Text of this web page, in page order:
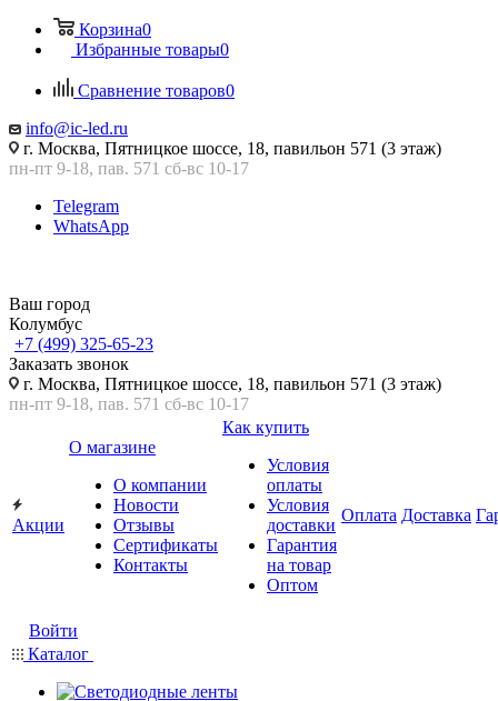
Корзина0
Избранные товары0
Сравнение товаров0
info@ic-led.ru
г. Москва, Пятницкое шоссе, 18, павильон 571 (3 этаж)
пн-пт 9-18, пав. 571 сб-вс 10-17
Telegram
WhatsApp
Ваш город
Колумбус
+7 (499) 325-65-23
Заказать звонок
г. Москва, Пятницкое шоссе, 18, павильон 571 (3 этаж)
пн-пт 9-18, пав. 571 сб-вс 10-17
Акции
О магазине
О компании
Новости
Отзывы
Сертификаты
Контакты
Как купить
Условия
оплаты
Условия
доставки
Гарантия
на товар
Оптом
Оплата Доставка
Войти
Каталог